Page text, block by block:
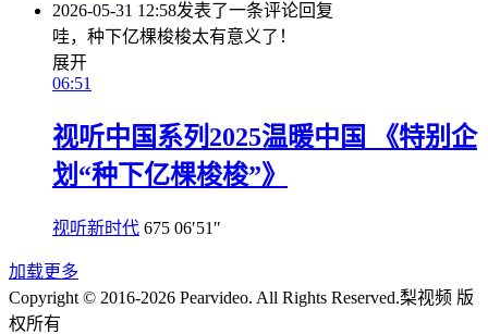
2026-05-31 12:58发表了一条评论回复
哇，种下亿棵梭梭太有意义了！
展开
06:51
视听中国系列2025温暖中国 《特别企
划“种下亿棵梭梭”》
视听新时代 675 06′51″
加载更多
Copyright © 2016-2026 Pearvideo. All Rights Reserved.梨视频 版
权所有